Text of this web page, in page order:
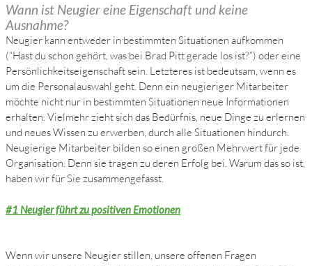
Wann ist Neugier eine Eigenschaft und keine
Ausnahme?
Neugier kann entweder in bestimmten Situationen aufkommen
(“Hast du schon gehört, was bei Brad Pitt gerade los ist?”) oder eine
Persönlichkeitseigenschaft sein. Letzteres ist bedeutsam, wenn es
um die Personalauswahl geht. Denn ein neugieriger Mitarbeiter
möchte nicht nur in bestimmten Situationen neue Informationen
erhalten. Vielmehr zieht sich das Bedürfnis, neue Dinge zu erlernen
und neues Wissen zu erwerben, durch alle Situationen hindurch.
Neugierige Mitarbeiter bilden so einen großen Mehrwert für jede
Organisation. Denn sie tragen zu deren Erfolg bei. Warum das so ist,
haben wir für Sie zusammengefasst.
#1 Neugier führt zu positiven Emotionen
Wenn wir unsere Neugier stillen, unsere offenen Fragen